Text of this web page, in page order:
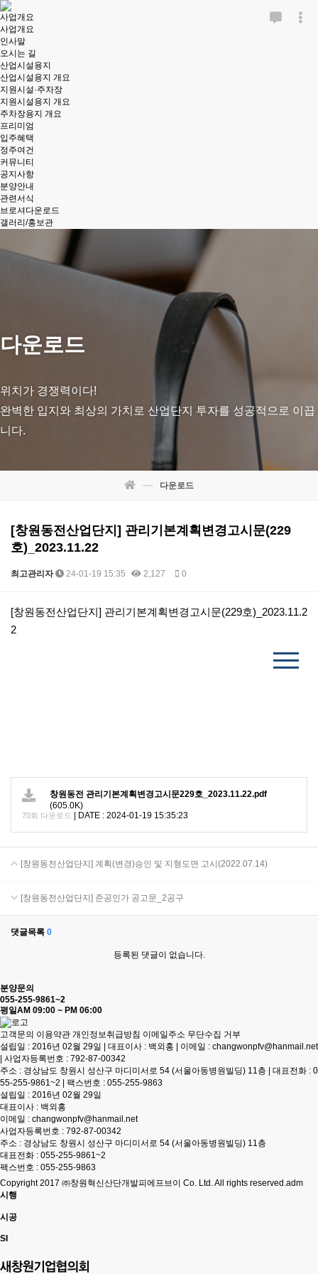
사업개요
사업개요
인사말
오시는 길
산업시설용지
산업시설용지 개요
지원시설·주차장
지원시설용지 개요
주차장용지 개요
프리미엄
입주혜택
정주여건
커뮤니티
공지사항
분양안내
관련서식
브로셔다운로드
갤러리/홍보관
다운로드
위치가 경쟁력이다!
완벽한 입지와 최상의 가치로 산업단지 투자를 성공적으로 이끕
니다.
다운로드
[창원동전산업단지] 관리기본계획변경고시문(229
호)_2023.11.22
최고관리자 24-01-19 15:35 2,127 0
본문
[창원동전산업단지] 관리기본계획변경고시문(229호)_2023.11.2
2
창원동전 관리기본계획변경고시문229호_2023.11.22.pdf
(605.0K)
70회 다운로드 DATE : 2024-01-19 15:35:23
[창원동전산업단지] 계획(변경)승인 및 지형도면 고시(2022.07.14)
[창원동전산업단지] 준공인가 공고문_2공구
댓글목록 0
등록된 댓글이 없습니다.
분양문의
055-255-9861~2
평일AM 09:00 ~ PM 06:00
고객문의 이용약관 개인정보취급방침 이메일주소 무단수집 거부
설립일 : 2016년 02월 29일 | 대표이사 : 백외홍 | 이메일 : changwonpfv@hanmail.net
| 사업자등록번호 : 792-87-00342
주소 : 경상남도 창원시 성산구 마디미서로 54 (서울아동병원빌딩) 11층 | 대표전화 : 0
55-255-9861~2 | 팩스번호 : 055-255-9863
설립일 : 2016년 02월 29일
대표이사 : 백외홍
이메일 : changwonpfv@hanmail.net
사업자등록번호 : 792-87-00342
주소 : 경상남도 창원시 성산구 마디미서로 54 (서울아동병원빌딩) 11층
대표전화 : 055-255-9861~2
팩스번호 : 055-255-9863
Copyright 2017 ㈜창원혁신산단개발피에프브이 Co. Ltd. All rights reserved.adm
시행
시공
SI